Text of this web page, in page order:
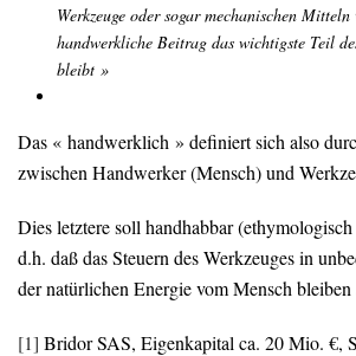
Werkzeuge oder sogar mechanischen
handwerkliche Beitrag das wichtigste Teil
bleibt »
Das « handwerklich » definiert sich also
zwischen Handwerker (Mensch) und
Dies letztere soll handhabbar
d.h. daß das Steuern des Werkzeuges in
der natürlichen Energie vom Mensch bleiben
[1] Bridor SAS, Eigenkapital ca. 20 Mio. €,